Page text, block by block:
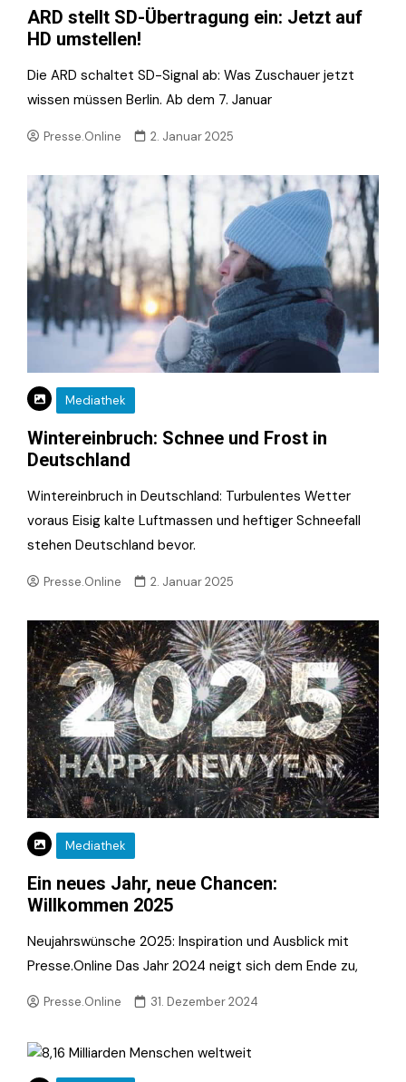
ARD stellt SD-Übertragung ein: Jetzt auf
HD umstellen!
Die ARD schaltet SD-Signal ab: Was Zuschauer jetzt
wissen müssen Berlin. Ab dem 7. Januar
Presse.Online 2. Januar 2025
Mediathek
Wintereinbruch: Schnee und Frost in
Deutschland
Wintereinbruch in Deutschland: Turbulentes Wetter
voraus Eisig kalte Luftmassen und heftiger Schneefall
stehen Deutschland bevor.
Presse.Online 2. Januar 2025
Mediathek
Ein neues Jahr, neue Chancen:
Willkommen 2025
Neujahrswünsche 2025: Inspiration und Ausblick mit
Presse.Online Das Jahr 2024 neigt sich dem Ende zu,
Presse.Online 31. Dezember 2024